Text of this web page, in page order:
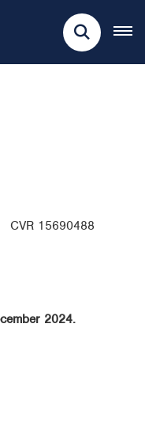
CVR 15690488
2024.